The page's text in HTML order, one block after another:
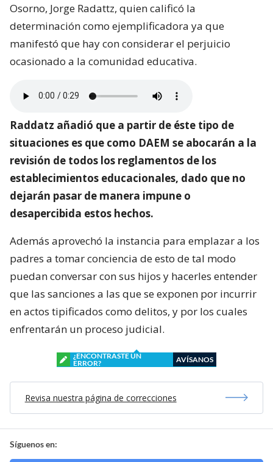
Osorno, Jorge Radattz, quien calificó la
determinación como ejemplificadora ya que
manifestó que hay con considerar el perjuicio
ocasionado a la comunidad educativa.
Raddatz añadió que a partir de éste tipo de
situaciones es que como DAEM se abocarán a la
revisión de todos los reglamentos de los
establecimientos educacionales, dado que no
dejarán pasar de manera impune o
desapercibida estos hechos.
Además aprovechó la instancia para emplazar a los
padres a tomar conciencia de esto de tal modo
puedan conversar con sus hijos y hacerles entender
que las sanciones a las que se exponen por incurrir
en actos tipificados como delitos, y por los cuales
enfrentarán un proceso judicial.
¿ENCONTRASTE UN
ERROR?
AVÍSANOS
Revisa nuestra página de correcciones
Síguenos en: